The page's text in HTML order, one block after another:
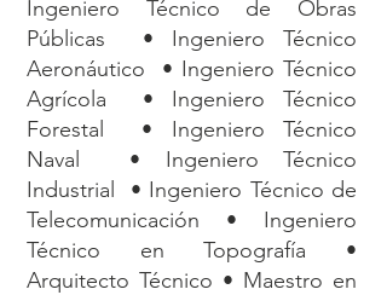
Ingeniero Técnico de Obras
Públicas • Ingeniero Técnico
Aeronáutico • Ingeniero Técnico
Agrícola • Ingeniero Técnico
Forestal • Ingeniero Técnico
Naval • Ingeniero Técnico
Industrial • Ingeniero Técnico de
Telecomunicación • Ingeniero
Técnico en Topografía •
Arquitecto Técnico • Maestro en